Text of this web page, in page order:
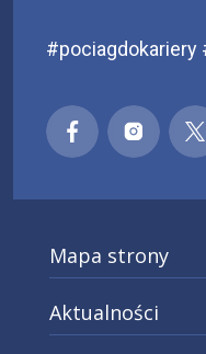
#pociagdokariery
Małopolski
Mapa strony
Aktualności